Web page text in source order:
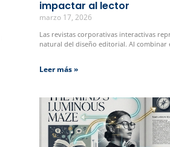
impactar al lector
marzo 17, 2026
Las revistas corporativas interactivas
natural del diseño editorial. Al combinar
Leer más »